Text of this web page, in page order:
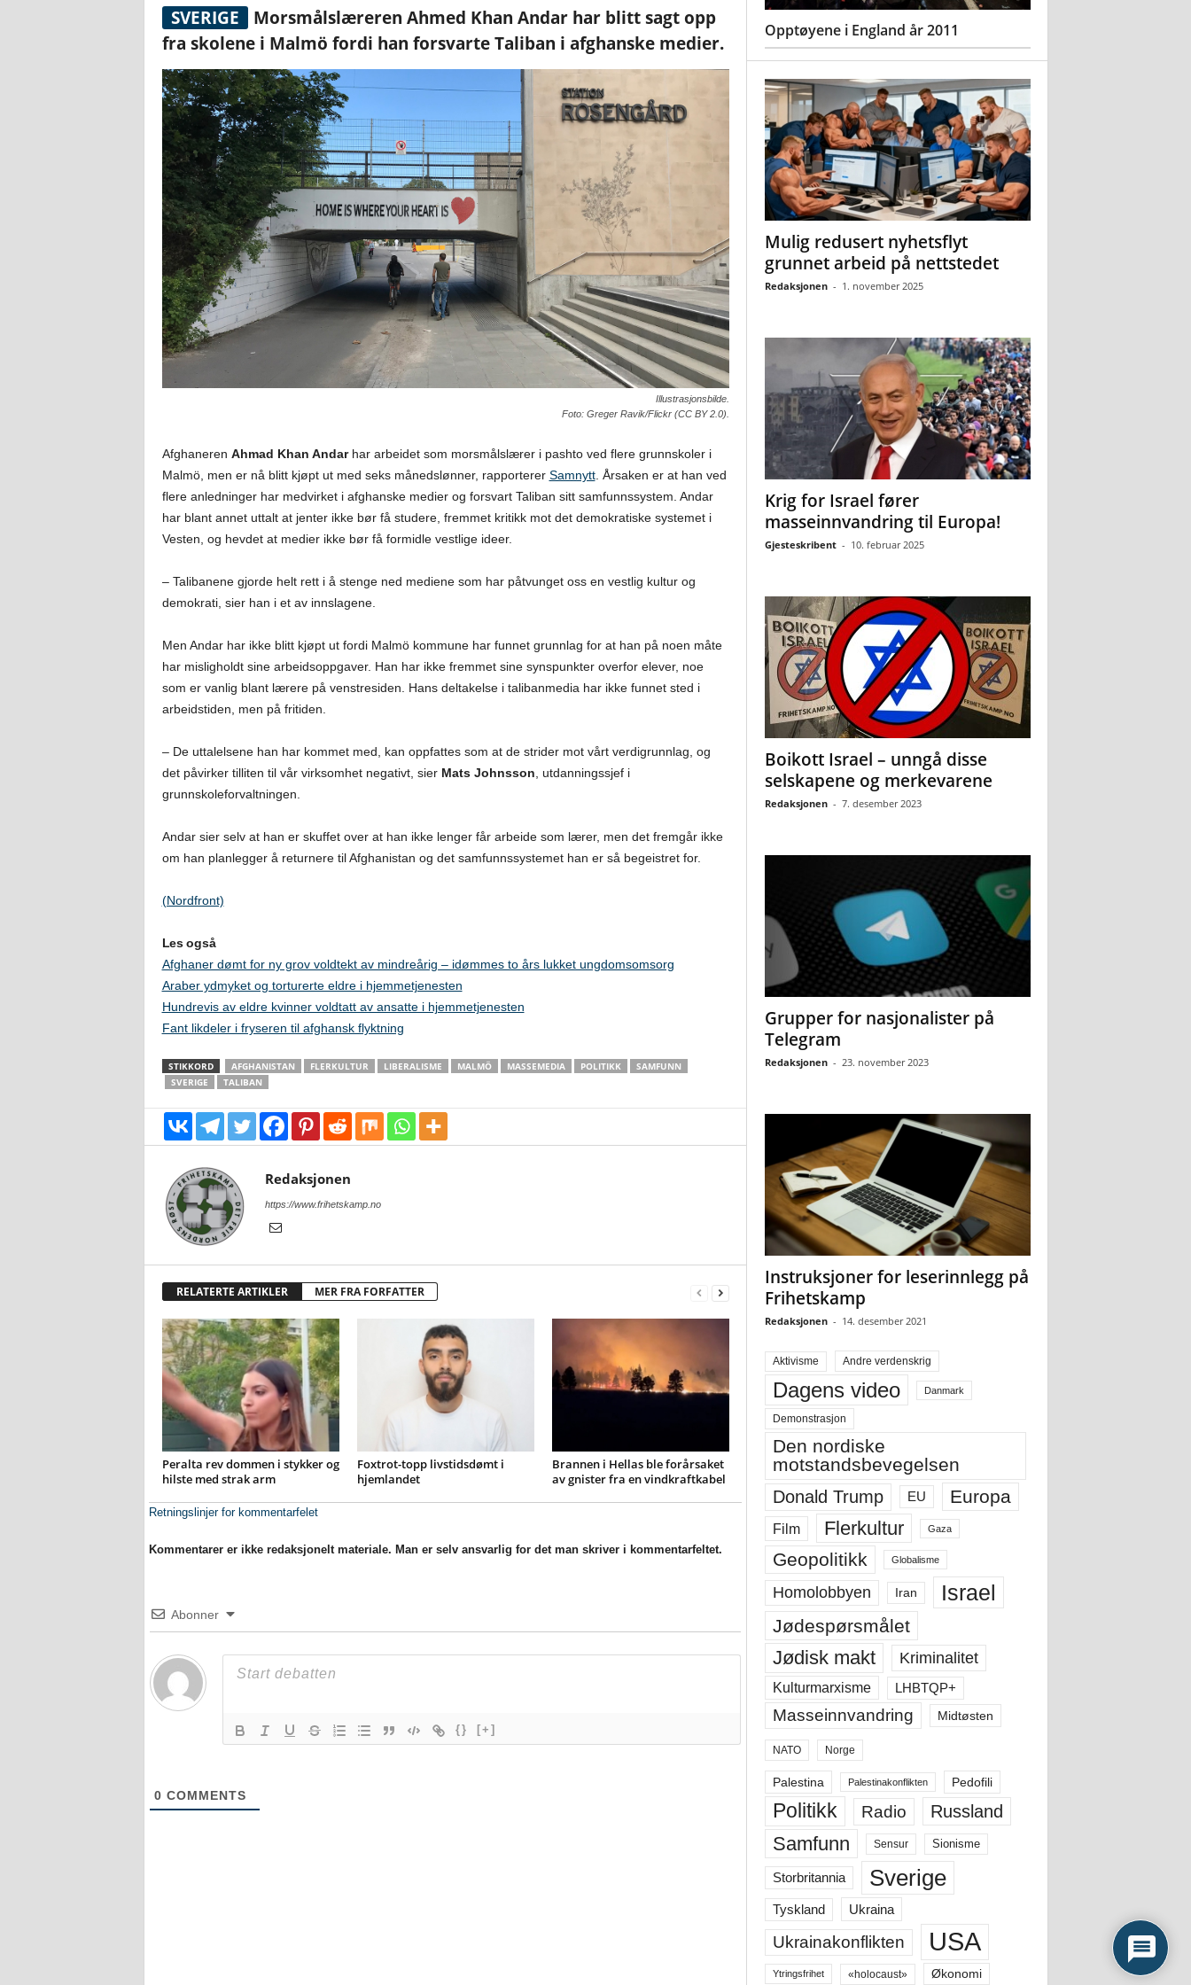
SVERIGE
Morsmålslæreren Ahmed Khan Andar har blitt sagt opp
fra skolene i Malmö fordi han forsvarte Taliban i afghanske medier.
Illustrasjonsbilde.
Foto: Greger Ravik/Flickr (CC BY 2.0).
Afghaneren Ahmad Khan Andarhar arbeidet som morsmålslærer i pashto ved flere grunnskoler i
Malmö, men er nå blitt kjøpt ut med seks månedslønner, rapporterer Samnytt. Årsaken er at han ved
flere anledninger har medvirket i afghanske medier og forsvart Taliban sitt samfunnssystem. Andar
har blant annet uttalt at jenter ikke bør få studere, fremmet kritikk mot det demokratiske systemet i
Vesten, og hevdet at medier ikke bør få formidle vestlige ideer.
– Talibanene gjorde helt rett i å stenge ned mediene som har påtvunget oss en vestlig kultur og
demokrati, sier han i et av innslagene.
Men Andar har ikke blitt kjøpt ut fordi Malmö kommune har funnet grunnlag for at han på noen måte
har misligholdt sine arbeidsoppgaver. Han har ikke fremmet sine synspunkter overfor elever, noe
som er vanlig blant lærere på venstresiden. Hans deltakelse i talibanmedia har ikke funnet sted i
arbeidstiden, men på fritiden.
– De uttalelsene han har kommet med, kan oppfattes som at de strider mot vårt verdigrunnlag, og
det påvirker tilliten til vår virksomhet negativt, sier Mats Johnsson , utdanningssjef i
grunnskoleforvaltningen.
Andar sier selv at han er skuffet over at han ikke lenger får arbeide som lærer, men det fremgår ikke
om han planlegger å returnere til Afghanistan og det samfunnssystemet han er så begeistret for.
(Nordfront)
Les også
Afghaner dømt for ny grov voldtekt av mindreårig – idømmes to års lukket ungdomsomsorg
Araber ydmyket og torturerte eldre i hjemmetjenesten
Hundrevis av eldre kvinner voldtatt av ansatte i hjemmetjenesten
Fant likdeler i fryseren til afghansk flyktning
STIKKORD AFGHANISTAN FLERKULTUR LIBERALISME MALMÖ MASSEMEDIA POLITIKK
SAMFUNN
SVERIGE
TALIBAN
Redaksjonen
https://www.frihetskamp.no
RELATERTE ARTIKLER MER FRA FORFATTER
Peralta rev dommen i stykker og
hilste med strak arm
Foxtrot-topp livstidsdømt i
hjemlandet
Brannen i Hellas ble forårsaket
av gnister fra en vindkraftkabel
Retningslinjer for kommentarfelet
Kommentarer er ikke redaksjonelt materiale. Man er selv ansvarlig for det man skriver i kommentarfeltet.
Abonner
{} [+]
0 COMMENTS
Opptøyene i England år 2011
Mulig redusert nyhetsflyt
grunnet arbeid på nettstedet
Redaksjonen - 1. november 2025
Krig for Israel fører
masseinnvandring til Europa!
Gjesteskribent - 10. februar 2025
Boikott Israel – unngå disse
selskapene og merkevarene
Redaksjonen - 7. desember 2023
Grupper for nasjonalister på
Telegram
Redaksjonen - 23. november 2023
Instruksjoner for leserinnlegg på
Frihetskamp
Redaksjonen - 14. desember 2021
Aktivisme Andre verdenskrig
Dagens video Danmark
Demonstrasjon
Den nordiske
motstandsbevegelsen
Donald Trump EU Europa
Film Flerkultur Gaza
Geopolitikk Globalisme
Homolobbyen Iran Israel
Jødespørsmålet
Jødisk makt Kriminalitet
Kulturmarxisme LHBTQP+
Masseinnvandring Midtøsten
NATO Norge
Palestina Palestinakonflikten Pedofili
Politikk Radio Russland
Samfunn Sensur Sionisme
Storbritannia Sverige
Tyskland Ukraina
Ukrainakonflikten USA
Ytringsfrihet «holocaust» Økonomi